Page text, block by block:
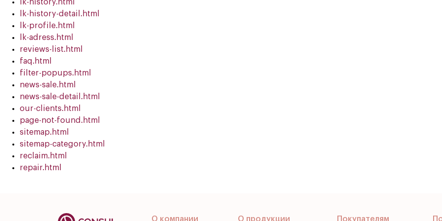
lk-history.html
lk-history-detail.html
lk-profile.html
lk-adress.html
reviews-list.html
faq.html
filter-popups.html
news-sale.html
news-sale-detail.html
our-clients.html
page-not-found.html
sitemap.html
sitemap-category.html
reclaim.html
repair.html
О компании О продукции Покупателям